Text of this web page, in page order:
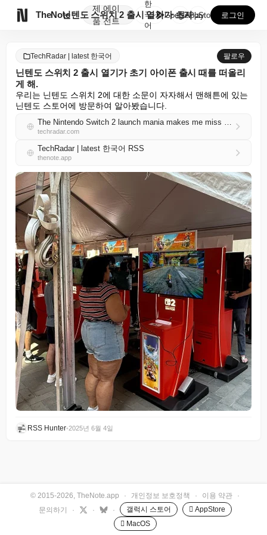
TheNote
제
품
에이
전트
닌텐도 스위치 2 출시 열기가 초기 아이폰 출시 때를 ...
한
국
어
GooglePlay
AppStore 로그인
TechRadar | latest 한국어 팔로우
닌텐도 스위치 2 출시 열기가 초기 아이폰 출시 때를 떠올리
게 해.
우리는 닌텐도 스위치 2에 대한 소문이 자자해서 맨해튼에 있는
닌텐도 스토어에 방문하여 알아봤습니다.
The Nintendo Switch 2 launch mania makes me miss the early iPhone launch days
techradar.com
TechRadar | latest 한국어 RSS
thenote.app
RSS Hunter•2025년 6월 4일
© 2015-2026, TheNote.app · 개인정보 보호정책 · 이용 약관
·
문의하기
· · · 갤럭시 스토어
 AppStore
 MacOS